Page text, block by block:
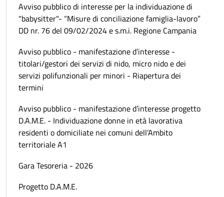
Avviso pubblico di interesse per la individuazione di
"babysitter"- “Misure di conciliazione famiglia-lavoro”
DD nr. 76 del 09/02/2024 e s.m.i. Regione Campania
Avviso pubblico - manifestazione d’interesse -
titolari/gestori dei servizi di nido, micro nido e dei
servizi polifunzionali per minori - Riapertura dei
termini
Avviso pubblico - manifestazione d’interesse progetto
D.A.M.E. - Individuazione donne in età lavorativa
residenti o domiciliate nei comuni dell’Ambito
territoriale A1
Gara Tesoreria - 2026
Progetto D.A.M.E.